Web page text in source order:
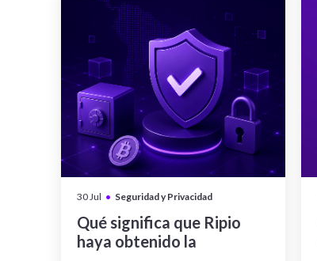
30 Jul • Seguridad y Privacidad
Qué significa que Ripio
haya obtenido la